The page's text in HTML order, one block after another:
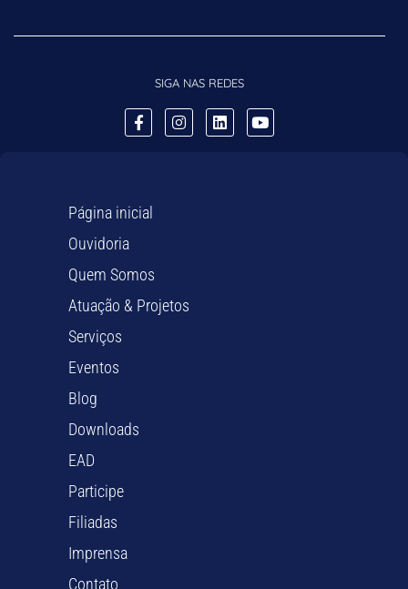
SIGA NAS REDES
Página inicial
Ouvidoria
Quem Somos
Atuação & Projetos
Serviços
Eventos
Blog
Downloads
EAD
Participe
Filiadas
Imprensa
Contato